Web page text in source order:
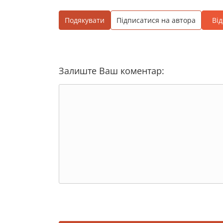
Подякувати Підписатися на автора
Залиште Ваш коментар: